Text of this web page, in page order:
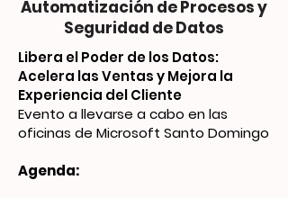
Automatización de Procesos y
Seguridad de Datos
Libera el Poder de los Datos:
Acelera las Ventas y Mejora la
Experiencia del Cliente
Evento a llevarse a cabo en las
oficinas de Microsoft Santo Domingo
Agenda: